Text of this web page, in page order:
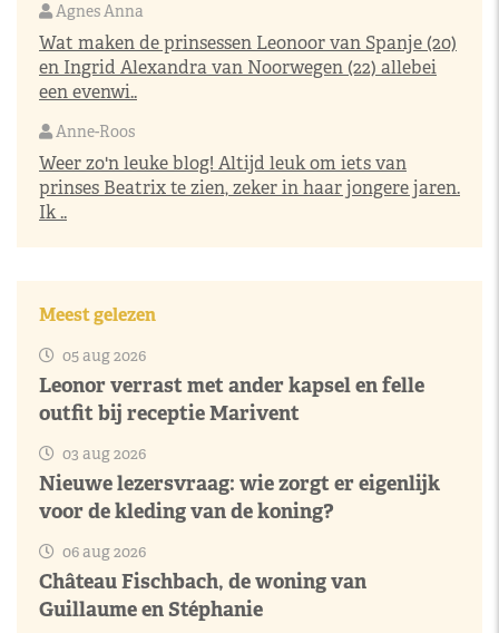
Agnes Anna
Wat maken de prinsessen Leonoor van Spanje (20)
en Ingrid Alexandra van Noorwegen (22) allebei
een evenwi..
Anne-Roos
Weer zo'n leuke blog! Altijd leuk om iets van
prinses Beatrix te zien, zeker in haar jongere jaren.
Ik ..
Meest gelezen
05 aug 2026
Leonor verrast met ander kapsel en felle
outfit bij receptie Marivent
03 aug 2026
Nieuwe lezersvraag: wie zorgt er eigenlijk
voor de kleding van de koning?
06 aug 2026
Château Fischbach, de woning van
Guillaume en Stéphanie